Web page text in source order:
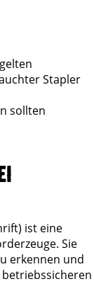
Stapler
sollten
ist eine
Sie
erkennen und